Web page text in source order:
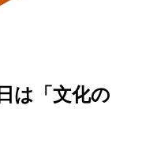
は「文化の